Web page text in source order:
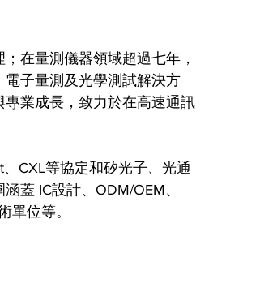
在量測儀器領域超過七年，
子量測及光學測試解決方
業成長，致力於在高速通訊
CXL等協定和矽光子、光通
蓋 IC設計、ODM/OEM、
單位等。